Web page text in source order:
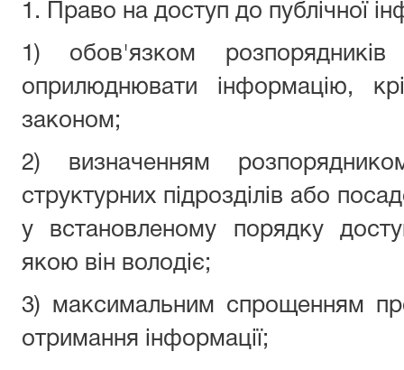
1. Право на доступ до публічної
1) обов'язком
оприлюднювати інформацію,
законом;
2) визначенням
структурних підрозділів або
у встановленому порядку
якою він володіє;
3) максимальним спрощенням
отримання інформації;